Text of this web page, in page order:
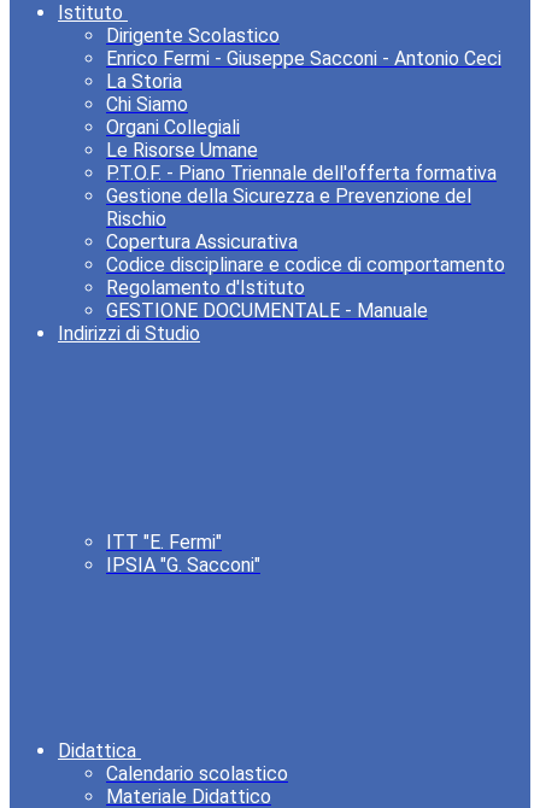
Istituto
Dirigente Scolastico
Enrico Fermi - Giuseppe Sacconi - Antonio Ceci
La Storia
Chi Siamo
Organi Collegiali
Le Risorse Umane
P.T.O.F. - Piano Triennale dell'offerta formativa
Gestione della Sicurezza e Prevenzione del
Rischio
Copertura Assicurativa
Codice disciplinare e codice di comportamento
Regolamento d'Istituto
GESTIONE DOCUMENTALE - Manuale
Indirizzi di Studio
ITT "E. Fermi"
IPSIA "G. Sacconi"
Didattica
Calendario scolastico
Materiale Didattico